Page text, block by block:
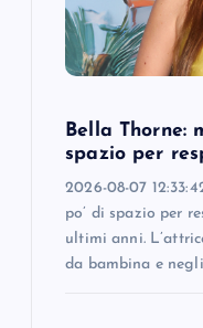
Bella Thorne:
spazio per
2026-08-07
po’ di spazio per
ultimi anni.
da bambina e